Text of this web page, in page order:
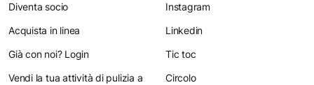
Diventa socio
Acquista in linea
Già con noi? Login
Vendi la tua attività di pulizia a
Instagram
Linkedin
Tic toc
Circolo